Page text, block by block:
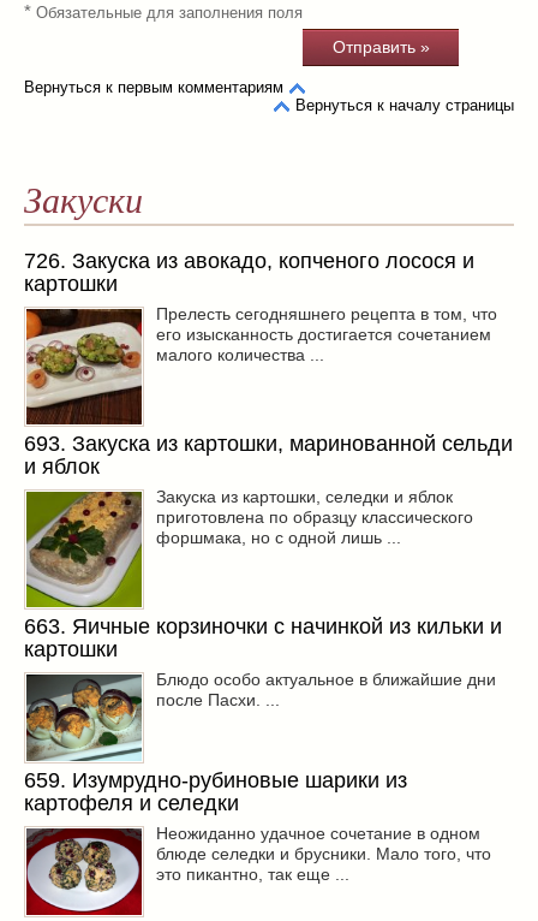
* Обязательные для заполнения поля
Вернуться к первым комментариям
Вернуться к началу страницы
Закуски
726. Закуска из авокадо, копченого лосося и
картошки
Прелесть сегодняшнего рецепта в том, что
его изысканность достигается сочетанием
малого количества ...
693. Закуска из картошки, маринованной сельди
и яблок
Закуска из картошки, селедки и яблок
приготовлена по образцу классического
форшмака, но с одной лишь ...
663. Яичные корзиночки с начинкой из кильки и
картошки
Блюдо особо актуальное в ближайшие дни
после Пасхи. ...
659. Изумрудно-рубиновые шарики из
картофеля и селедки
Неожиданно удачное сочетание в одном
блюде селедки и брусники. Мало того, что
это пикантно, так еще ...